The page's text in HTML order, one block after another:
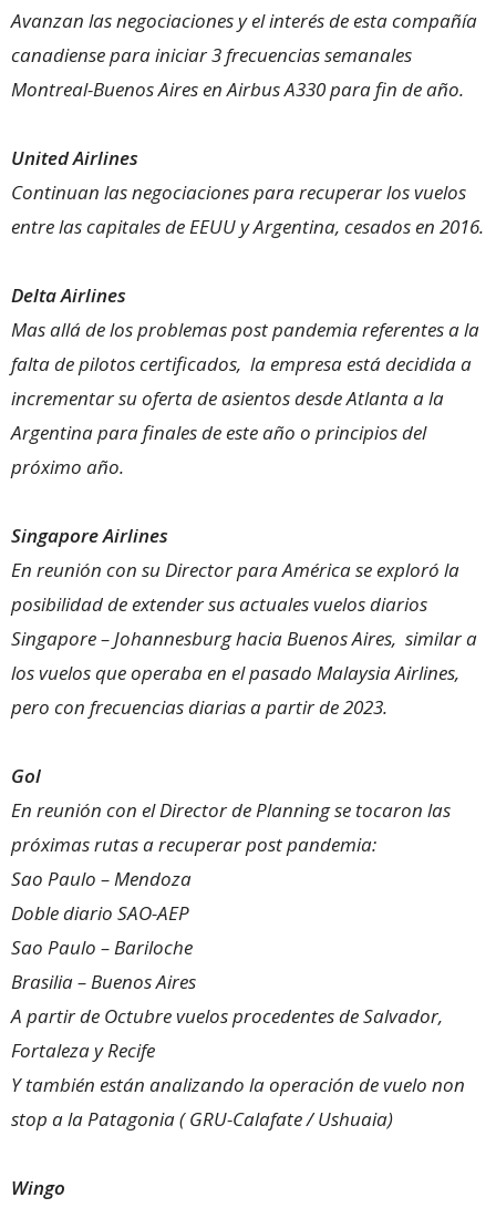
Avanzan las negociaciones y el interés de esta compañía
canadiense para iniciar 3 frecuencias semanales
Montreal-Buenos Aires en Airbus A330 para fin de año.
United Airlines
Continuan las negociaciones para recuperar los vuelos
entre las capitales de EEUU y Argentina, cesados en 2016.
Delta Airlines
Mas allá de los problemas post pandemia referentes a la
falta de pilotos certificados, la empresa está decidida a
incrementar su oferta de asientos desde Atlanta a la
Argentina para finales de este año o principios del
próximo año.
Singapore Airlines
En reunión con su Director para América se exploró la
posibilidad de extender sus actuales vuelos diarios
Singapore – Johannesburg hacia Buenos Aires, similar a
los vuelos que operaba en el pasado Malaysia Airlines,
pero con frecuencias diarias a partir de 2023.
Gol
En reunión con el Director de Planning se tocaron las
próximas rutas a recuperar post pandemia:
Sao Paulo – Mendoza
Doble diario SAO-AEP
Sao Paulo – Bariloche
Brasilia – Buenos Aires
A partir de Octubre vuelos procedentes de Salvador,
Fortaleza y Recife
Y también están analizando la operación de vuelo non
stop a la Patagonia ( GRU-Calafate / Ushuaia)
Wingo